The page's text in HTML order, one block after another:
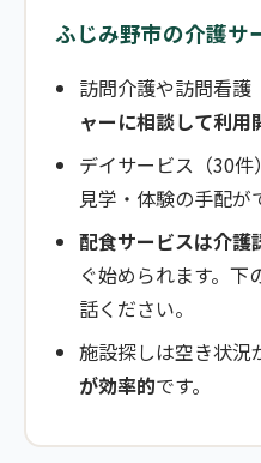
ふじみ野市の介護サ
訪問介護や訪問看護
ャーに相談して利用
デイサービス（30
見学・体験の手配が
配食サービスは介護
ぐ始められます。下
話ください。
施設探しは空き状況
が効率的です。